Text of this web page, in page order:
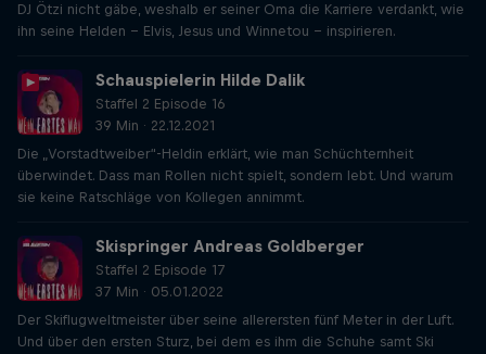
DJ Ötzi nicht gäbe, weshalb er seiner Oma die Karriere verdankt, wie
ihn seine Helden – Elvis, Jesus und Winnetou – inspirieren.
Schauspielerin Hilde Dalik
Staffel 2 Episode 16
39 Min · 22.12.2021
Die „Vorstadtweiber“-Heldin erklärt, wie man Schüchternheit
überwindet. Dass man Rollen nicht spielt, sondern lebt. Und warum
sie keine Ratschläge von Kollegen annimmt.
Skispringer Andreas Goldberger
Staffel 2 Episode 17
37 Min · 05.01.2022
Der Skiflugweltmeister über seine allerersten fünf Meter in der Luft.
Und über den ersten Sturz, bei dem es ihm die Schuhe samt Ski